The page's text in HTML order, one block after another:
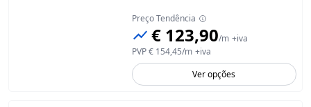
Preço Tendência
€ 123,90/m +iva
PVP€ 154,45/m +iva
Ver opções